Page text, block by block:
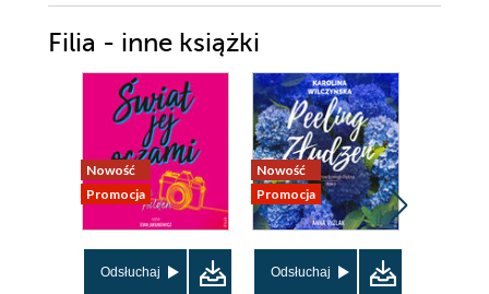
Filia - inne książki
Nowość
Promocja
Odsłuchaj
Nowość
Promocja
Odsłuchaj